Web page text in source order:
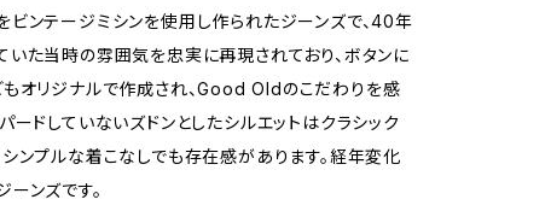
ビンテージミシンを使用し作られたジーンズで、40年
いた当時の雰囲気を忠実に再現されており、ボタンに
もオリジナルで作成され、Good Oldのこだわりを感
ードしていないズドンとしたシルエットはクラシック
シンプルな着こなしでも存在感があります。経年変化
ンズです。